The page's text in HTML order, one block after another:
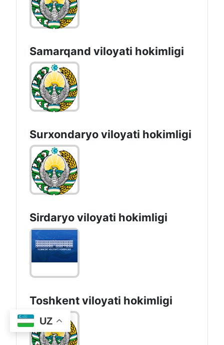
UZ
Samarqand viloyati hokimligi
Surxondaryo vilоyati hоkimligi
Sirdaryo vilоyati hоkimligi
Toshkent vilоyati hоkimligi